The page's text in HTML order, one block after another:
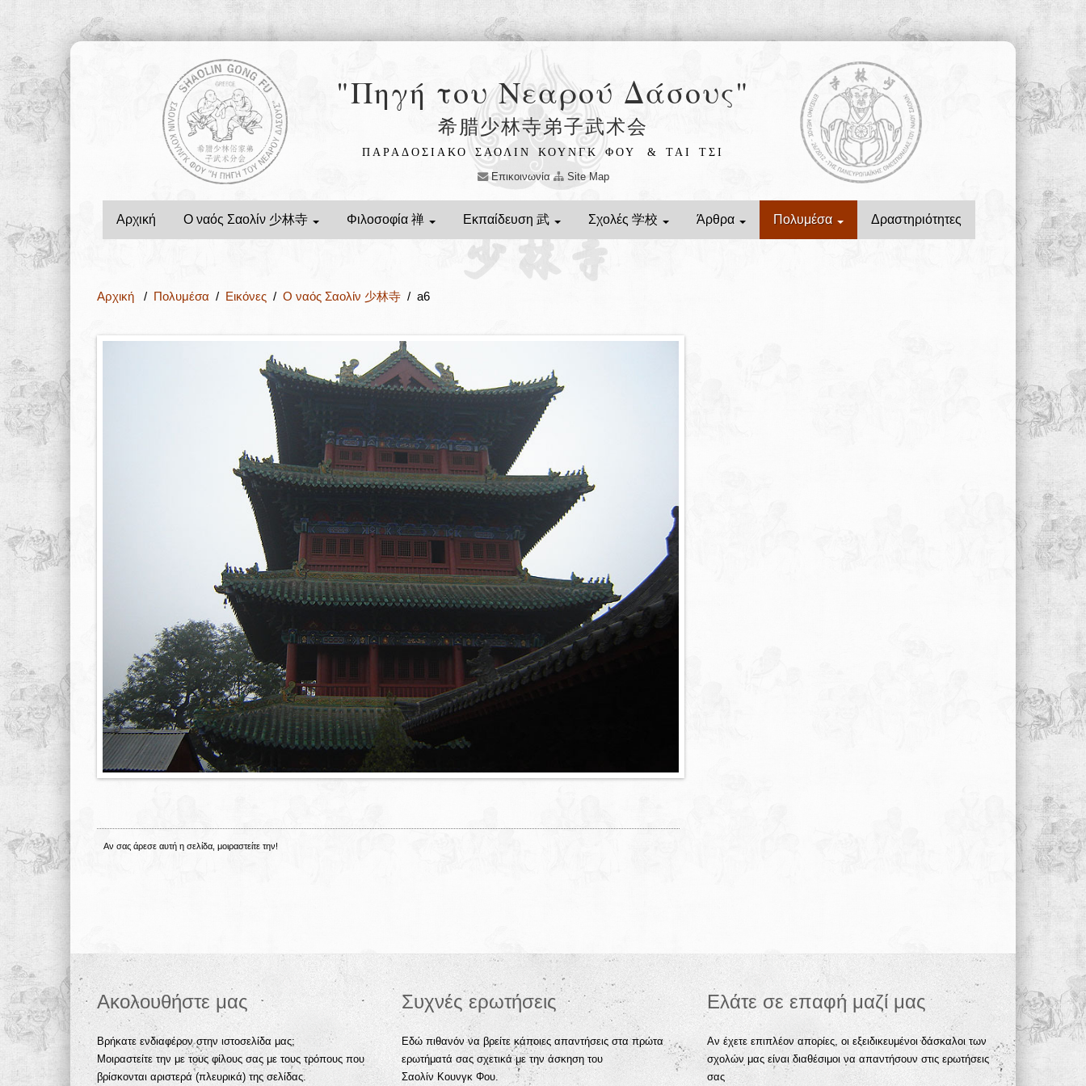
"Πηγή του Νεαρού Δάσους"
希腊少林寺弟子武术会
ΠΑΡΑΔΟΣΙΑΚΟ ΣΑΟΛΙΝ ΚΟΥΝΓΚ ΦΟΥ
& ΤΑΙ ΤΣΙ
Επικοινωνία
Site Map
Αρχική Ο ναός Σαολίν 少林寺 Φιλοσοφία 禅 Εκπαίδευση 武 Σχολές 学校 Άρθρα Πολυμέσα Δραστηριότητες
Αρχική / Πολυμέσα / Εικόνες / Ο ναός Σαολίν 少林寺 / a6
Αν σας άρεσε αυτή η σελίδα, μοιραστείτε την!
Ακολουθήστε μας
Βρήκατε ενδιαφέρον στην ιστοσελίδα μας;
Μοιραστείτε την με τους φίλους σας με τους τρόπους που
βρίσκονται αριστερά (πλευρικά) της σελίδας.
Συχνές ερωτήσεις
Εδώ πιθανόν να βρείτε κάποιες απαντήσεις στα πρώτα
ερωτήματά σας σχετικά με την άσκηση του
Σαολίν Κουνγκ Φου.
Ελάτε σε επαφή μαζί μας
Αν έχετε επιπλέον απορίες, οι εξειδικευμένοι δάσκαλοι των
σχολών μας είναι διαθέσιμοι να απαντήσουν στις ερωτήσεις
σας